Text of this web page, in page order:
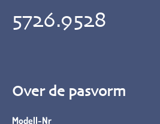
5726.9528
Over de pasvorm
Modell-Nr